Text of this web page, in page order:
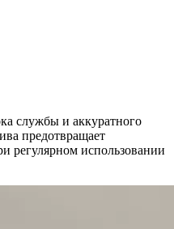
службы и аккуратного
предотвращает
регулярном использовании